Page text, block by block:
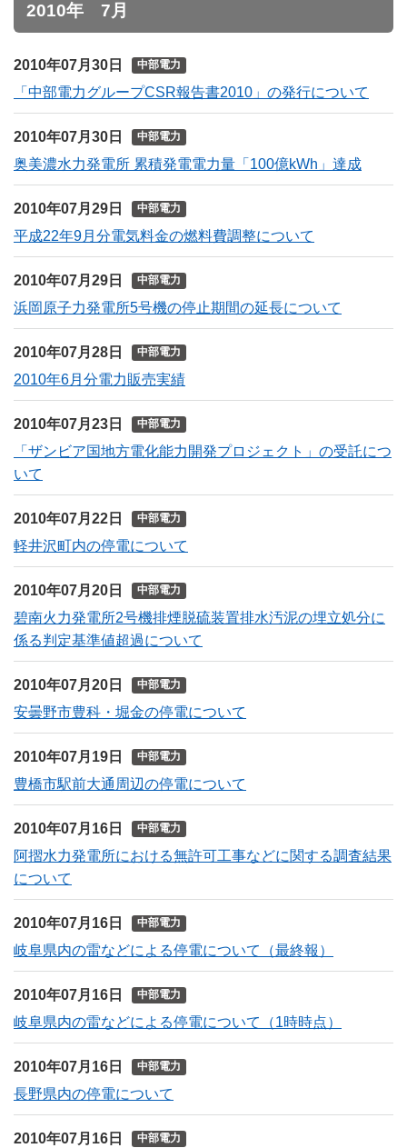
2010年 7月
2010年07月30日 中部電力
「中部電力グループCSR報告書2010」の発行について
2010年07月30日 中部電力
奥美濃水力発電所 累積発電電力量「100億kWh」達成
2010年07月29日 中部電力
平成22年9月分電気料金の燃料費調整について
2010年07月29日 中部電力
浜岡原子力発電所5号機の停止期間の延長について
2010年07月28日 中部電力
2010年6月分電力販売実績
2010年07月23日 中部電力
「ザンビア国地方電化能力開発プロジェクト」の受託につ
いて
2010年07月22日 中部電力
軽井沢町内の停電について
2010年07月20日 中部電力
碧南火力発電所2号機排煙脱硫装置排水汚泥の埋立処分に
係る判定基準値超過について
2010年07月20日 中部電力
安曇野市豊科・堀金の停電について
2010年07月19日 中部電力
豊橋市駅前大通周辺の停電について
2010年07月16日 中部電力
阿摺水力発電所における無許可工事などに関する調査結果
について
2010年07月16日 中部電力
岐阜県内の雷などによる停電について（最終報）
2010年07月16日 中部電力
岐阜県内の雷などによる停電について（1時時点）
2010年07月16日 中部電力
長野県内の停電について
2010年07月16日 中部電力